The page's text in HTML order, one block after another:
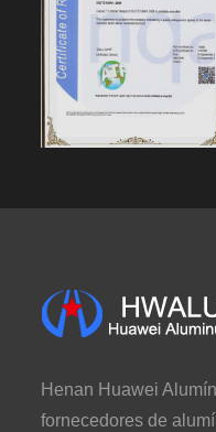
Henan Huawei
fornecedores de